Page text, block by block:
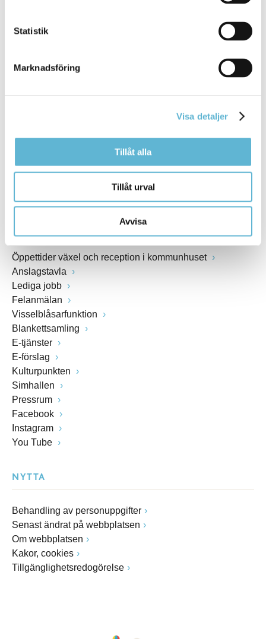
Statistik
Marknadsföring
Visa detaljer
Tillåt alla
Tillåt urval
Avvisa
Besöksadress
Box 18, 295 21 Bromölla
Fax: 0456-82 22 00
Öppettider växel och reception i kommunhuset
Anslagstavla
Lediga jobb
Felanmälan
Visselblåsarfunktion
Blankettsamling
E-tjänster
E-förslag
Kulturpunkten
Simhallen
Pressrum
Facebook
Instagram
You Tube
NYTTA
Behandling av personuppgifter
Senast ändrat på webbplatsen
Om webbplatsen
Kakor, cookies
Tillgänglighetsredogörelse